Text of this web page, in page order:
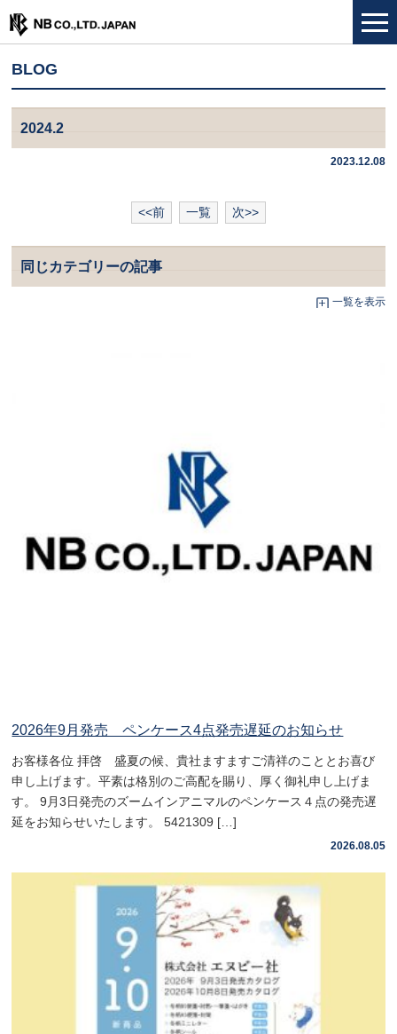
BLOG
2024.2
2023.12.08
<<前 一覧 次>>
同じカテゴリーの記事
一覧を表示
2026年9月発売 ペンケース4点発売遅延のお知らせ
お客様各位 拝啓 盛夏の候、貴社ますますご清祥のこととお喜び
申し上げます。平素は格別のご高配を賜り、厚く御礼申し上げま
す。 9月3日発売のズームインアニマルのペンケース４点の発売遅
延をお知らせいたします。 5421309 […]
2026.08.05